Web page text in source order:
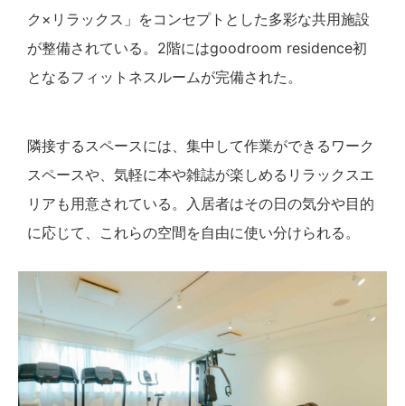
ク×リラックス」をコンセプトとした多彩な共用施設
が整備されている。2階にはgoodroom residence初
となるフィットネスルームが完備された。
隣接するスペースには、集中して作業ができるワーク
スペースや、気軽に本や雑誌が楽しめるリラックスエ
リアも用意されている。入居者はその日の気分や目的
に応じて、これらの空間を自由に使い分けられる。